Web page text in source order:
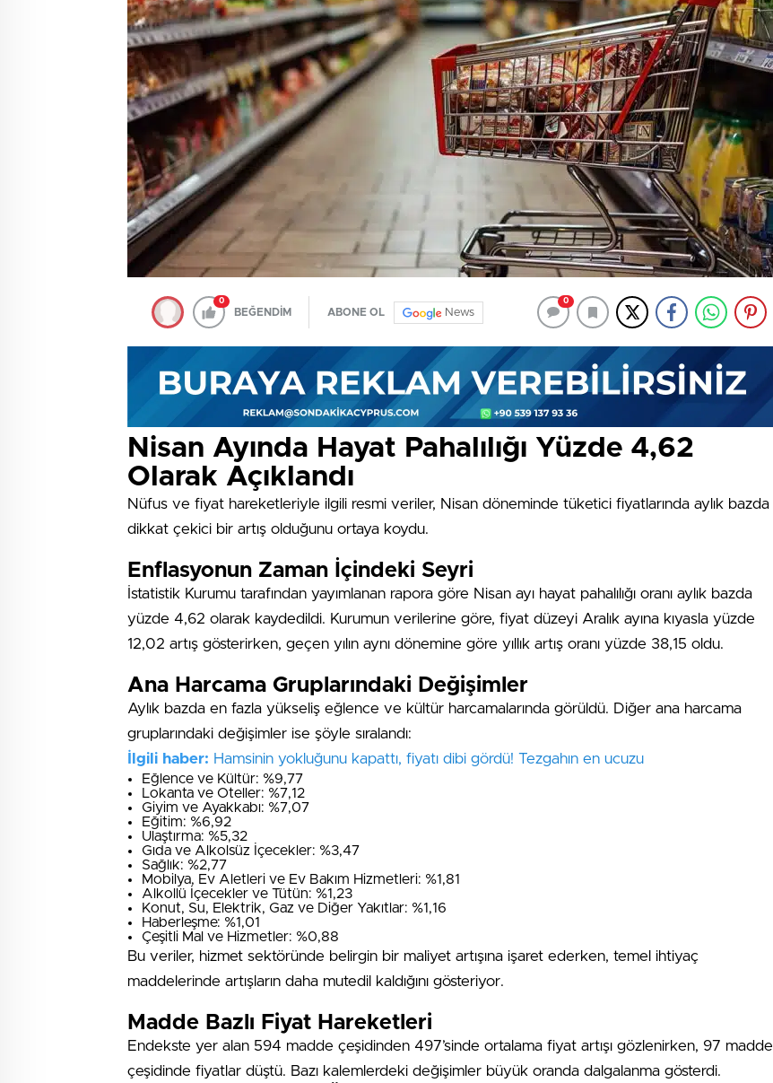
0
BEĞENDİM ABONE OL News
0
Nisan Ayında Hayat Pahalılığı Yüzde 4,62
Olarak Açıklandı
Nüfus ve fiyat hareketleriyle ilgili resmi veriler, Nisan döneminde tüketici fiyatlarında aylık bazda
dikkat çekici bir artış olduğunu ortaya koydu.
Enflasyonun Zaman İçindeki Seyri
İstatistik Kurumu tarafından yayımlanan rapora göre Nisan ayı hayat pahalılığı oranı aylık bazda
yüzde 4,62 olarak kaydedildi. Kurumun verilerine göre, fiyat düzeyi Aralık ayına kıyasla yüzde
12,02 artış gösterirken, geçen yılın aynı dönemine göre yıllık artış oranı yüzde 38,15 oldu.
Ana Harcama Gruplarındaki Değişimler
Aylık bazda en fazla yükseliş eğlence ve kültür harcamalarında görüldü. Diğer ana harcama
gruplarındaki değişimler ise şöyle sıralandı:
İlgili haber: Hamsinin yokluğunu kapattı, fiyatı dibi gördü! Tezgahın en ucuzu
Eğlence ve Kültür: %9,77
Lokanta ve Oteller: %7,12
Giyim ve Ayakkabı: %7,07
Eğitim: %6,92
Ulaştırma: %5,32
Gıda ve Alkolsüz İçecekler: %3,47
Sağlık: %2,77
Mobilya, Ev Aletleri ve Ev Bakım Hizmetleri: %1,81
Alkollü İçecekler ve Tütün: %1,23
Konut, Su, Elektrik, Gaz ve Diğer Yakıtlar: %1,16
Haberleşme: %1,01
Çeşitli Mal ve Hizmetler: %0,88
Bu veriler, hizmet sektöründe belirgin bir maliyet artışına işaret ederken, temel ihtiyaç
maddelerinde artışların daha mutedil kaldığını gösteriyor.
Madde Bazlı Fiyat Hareketleri
Endekste yer alan 594 madde çeşidinden 497’sinde ortalama fiyat artışı gözlenirken, 97 madde
çeşidinde fiyatlar düştü. Bazı kalemlerdeki değişimler büyük oranda dalgalanma gösterdi.